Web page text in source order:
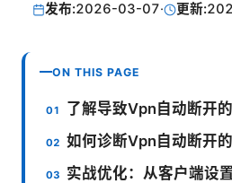
发布:2026-03-07· 更新:
ON THIS PAGE
了解导致Vpn自动断开
如何诊断Vpn自动断开
实战优化：从客户端设